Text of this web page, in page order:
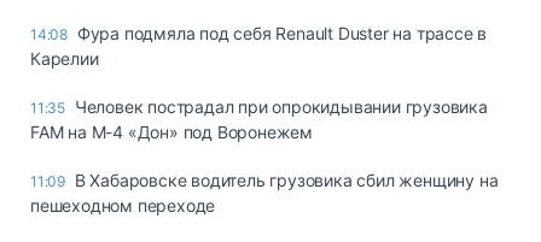
14:08 Фура подмяла под себя Renault Duster на трассе в
Карелии
11:35 Человек пострадал при опрокидывании грузовика
FAM на М-4 «Дон» под Воронежем
11:09 В Хабаровске водитель грузовика сбил женщину на
пешеходном переходе